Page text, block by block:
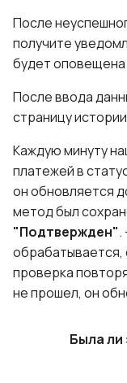
После
получите
будет
После ввода
страницу
Каждую минуту
платежей в
он обновляется
метод был
"Подтвержден".
обрабатывается,
проверка
не прошел, он
Была ли